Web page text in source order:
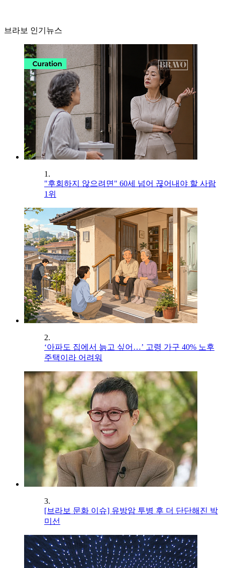
브라보 인기뉴스
1.
"후회하지 않으려면" 60세 넘어 끊어내야 할 사람
1위
2.
‘아파도 집에서 늙고 싶어…’ 고령 가구 40% 노후
주택이라 어려워
3.
[브라보 문화 이슈] 유방암 투병 후 더 단단해진 박
미선